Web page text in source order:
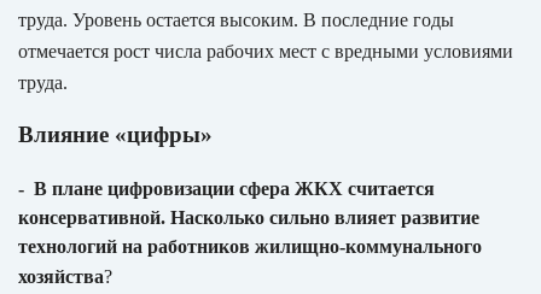
труда. Уровень остается высоким. В последние годы
отмечается рост числа рабочих мест с вредными условиями
труда.
Влияние «цифры»
- В плане цифровизации сфера ЖКХ считается
консервативной. Насколько сильно влияет развитие
технологий на работников жилищно-коммунального
хозяйства?